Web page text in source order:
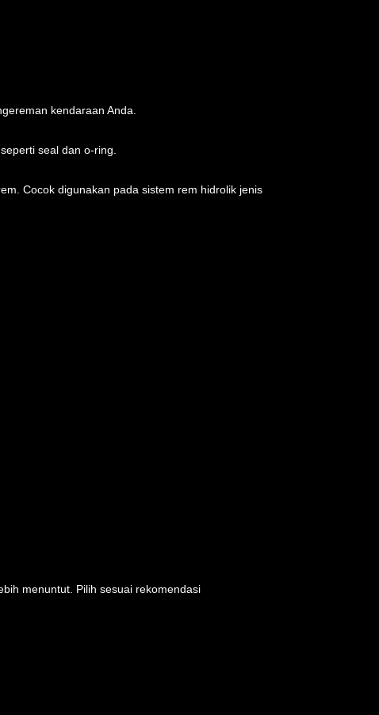
kendaraan Anda.
seal dan o-ring.
Cocok digunakan pada sistem rem hidrolik jenis
menuntut. Pilih sesuai rekomendasi